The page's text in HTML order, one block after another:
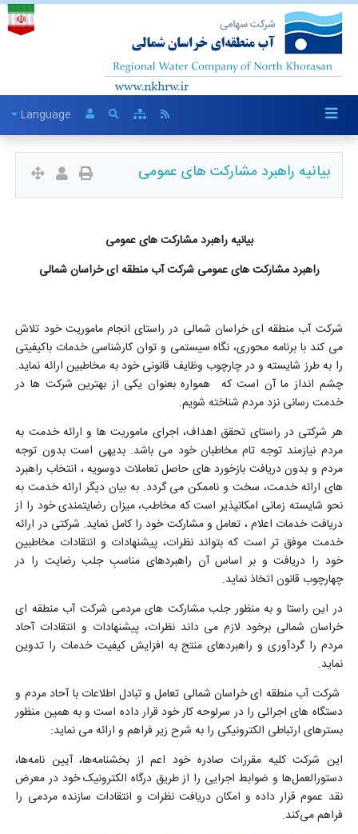
Language
بیانیه راهبرد مشارکت های عمومی
بیانیه راهبرد مشارکت های عمومی
راهبرد مشارکت های عمومی شرکت آب منطقه ای خراسان شمالی
شرکت آب منطقه ای خراسان شمالی در راستای انجام ماموریت خود تلاش
می کند با برنامه محوری، نگاه سیستمی و توان کارشناسی خدمات باکیفیتی
را به طرز شایسته و در چارچوب وظایف قانونی خود به مخاطبین ارائه نماید.
چشم انداز ما آن است که همواره بعنوان یکی از بهترین شرکت ها در
خدمت رسانی نزد مردم شناخته شویم.
هر شرکتی در راستای تحقق اهداف، اجرای ماموریت ها و ارائه خدمت به
مردم نیازمند توجه تام مخاطبان خود می باشد. بدیهی است بدون توجه
مردم و بدون دریافت بازخورد های حاصل تعاملات دوسویه ، انتخاب راهبرد
های ارائه خدمت، سخت و ناممکن می گردد. به بیان دیگر ارائه خدمت به
نحو شایسته زمانی امکانپذیر است که مخاطب، میزان رضایتمندی خود را از
دریافت خدمات اعلام ، تعامل و مشارکت خود را کامل نماید. شرکتی در ارائه
خدمت موفق تر است که بتواند نظرات، پیشنهادات و انتقادات مخاطبین
خود را دریافت و بر اساس آن راهبردهای مناسبِ جلب رضایت را در
چهارچوب قانون اتخاذ نماید.
در این راستا و به منظور جلب مشارکت های مردمی شرکت آب منطقه ای
خراسان شمالی برخود لازم می داند نظرات، پیشنهادات و انتقادات آحاد
مردم را گردآوری و راهبردهای منتج به افزایش کیفیت خدمات را تدوین
نماید.
شرکت آب منطقه ای خراسان شمالی تعامل و تبادل اطلاعات با آحاد مردم و
دستگاه های اجرائی را در سرلوحه کار خود قرار داده است و به همین منظور
بسترهای ارتباطی الکترونیکی را به شرح زیر فراهم و ارائه می نماید:
این شرکت کلیه مقررات صادره خود اعم از بخشنامه‌‏ها، آیین نامه‌‏ها،
دستورالعمل‏‌ها و ضوابط اجرایی را از طریق درگاه الکترونیک خود در معرض
نقد عموم قرار داده و امکان دریافت نظرات و انتقادات سازنده مردمی را
فراهم می‌کند.